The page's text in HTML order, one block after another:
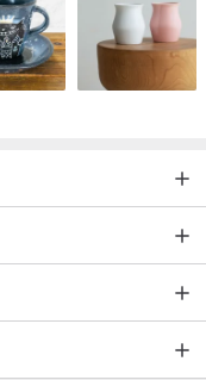
and their number will
more difficult to find.
become unique
at the strict
you will be able to show
of old jewelry.